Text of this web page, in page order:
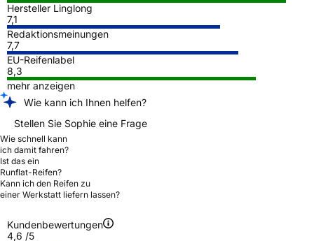
Hersteller Linglong
7,1
Redaktionsmeinungen
7,7
EU-Reifenlabel
8,3
mehr anzeigen
Wie kann ich Ihnen helfen?
Stellen Sie Sophie eine Frage
Wie schnell kann
ich damit fahren?
Ist das ein
Runflat-Reifen?
Kann ich den Reifen zu
einer Werkstatt liefern lassen?
Kundenbewertungen
4,6 /5